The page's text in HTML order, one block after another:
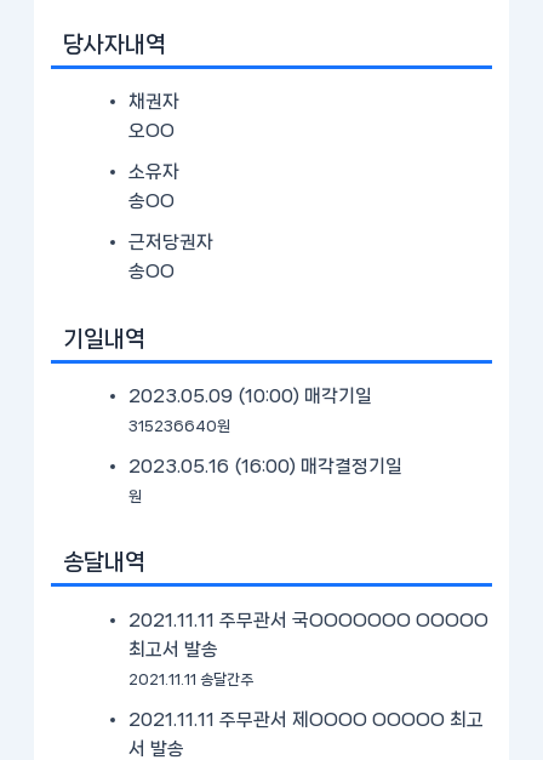
당사자내역
채권자
오OO
소유자
송OO
근저당권자
송OO
기일내역
2023.05.09 (10:00) 매각기일
315236640원
2023.05.16 (16:00) 매각결정기일
원
송달내역
2021.11.11 주무관서 국OOOOOOO OOOOO
최고서 발송
2021.11.11 송달간주
2021.11.11 주무관서 제OOOO OOOOO 최고
서 발송